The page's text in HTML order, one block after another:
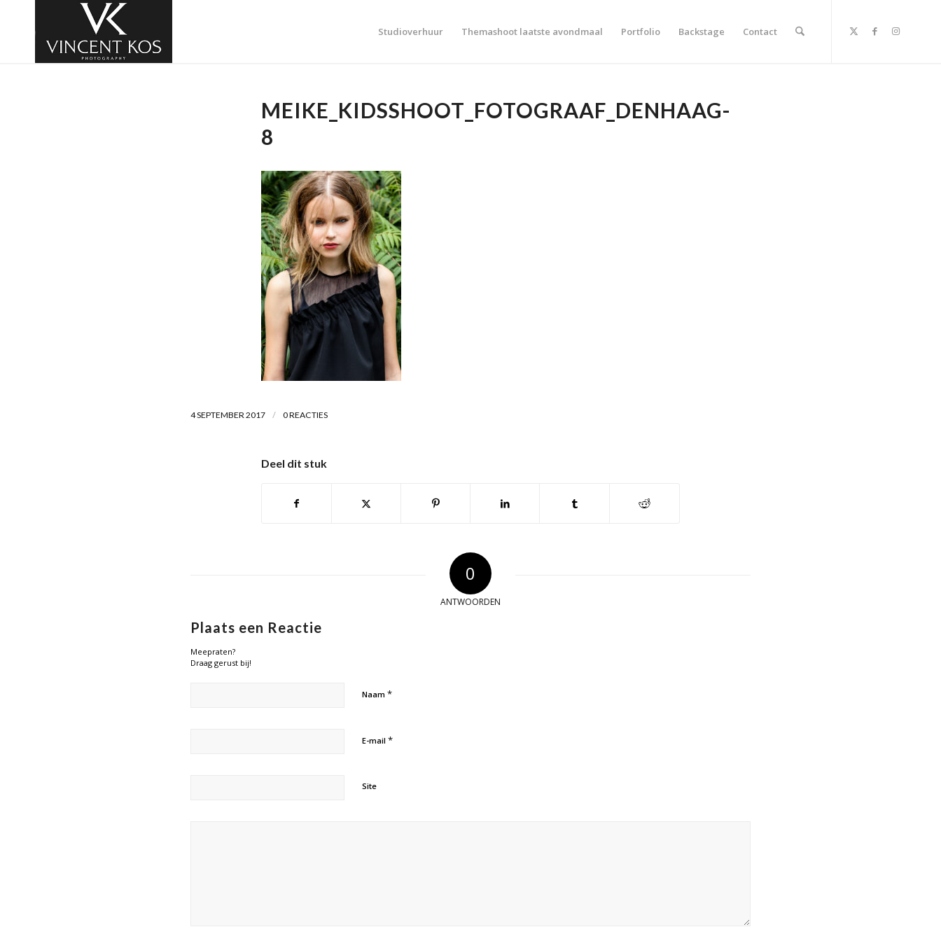
Studioverhuur Themashoot laatste avondmaal Portfolio Backstage Contact
MEIKE_KIDSSHOOT_FOTOGRAAF_DENHAAG-
8
4 SEPTEMBER 2017 / 0 REACTIES
Deel dit stuk
0
ANTWOORDEN
Plaats een Reactie
Meepraten?
Draag gerust bij!
Naam *
E-mail *
Site